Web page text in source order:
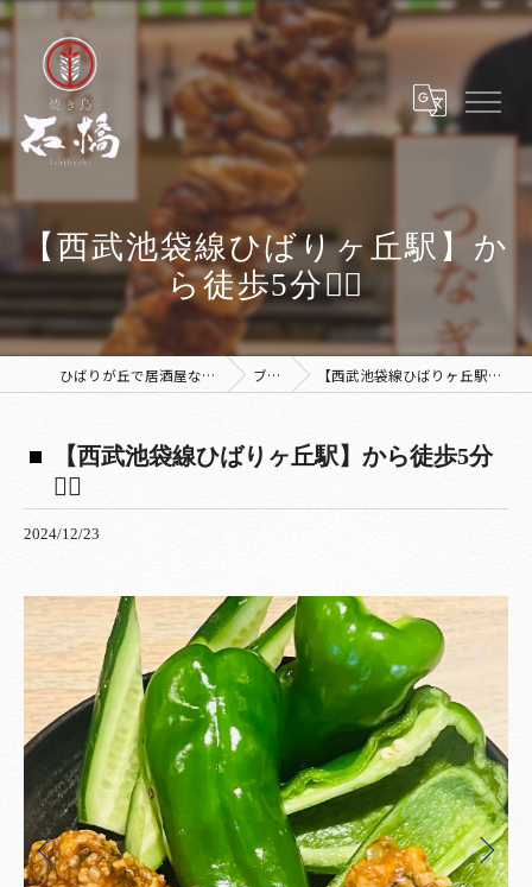
【西武池袋線ひばりヶ丘駅】か
ら徒歩5分🚶‍♀️
ひばりが丘で居酒屋なら焼き鳥 石橋 ブログ 【西武池袋線ひばりヶ丘駅】から徒歩5分🚶‍♀️
【西武池袋線ひばりヶ丘駅】から徒歩5分
🚶‍♀️
2024/12/23